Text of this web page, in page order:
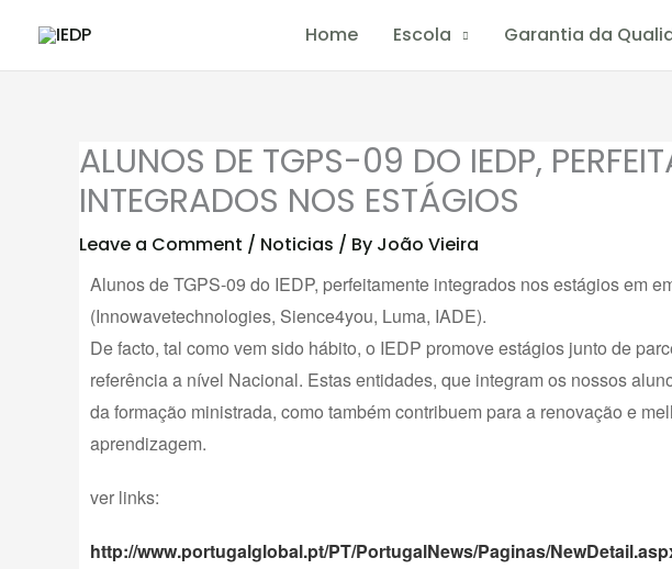
content
Home Escola Garantia da
ALUNOS DE TGPS-09 DO IEDP,
INTEGRADOS NOS ESTÁGIOS
Leave a Comment / Noticias / By João Vieira
Alunos de TGPS-09 do IEDP, perfeitamente integrados nos estágios em
(Innowavetechnologies, Sience4you, Luma, IADE).
De facto, tal como vem sido hábito, o IEDP promove estágios junto de
referência a nível Nacional. Estas entidades, que integram os nossos
da formação ministrada, como também contribuem para a renovação e
aprendizagem.
ver links:
http://www.portugalglobal.pt/PT/PortugalNews/Paginas/